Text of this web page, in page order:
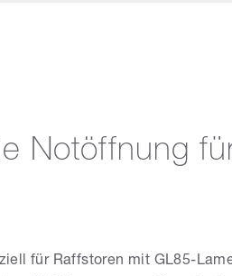
Notöffnung
für Raffstoren mit GL85-